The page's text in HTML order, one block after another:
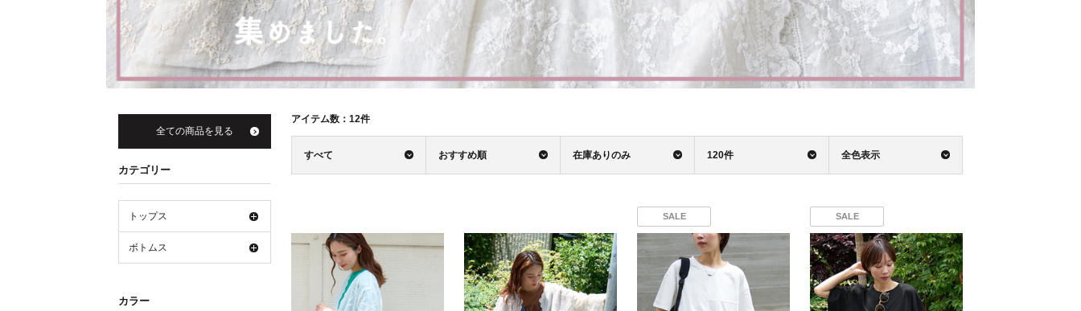
アイテム数： 12件
すべて おすすめ順 在庫ありのみ 120件 全色表示
SALE SALE
全ての商品を見る
カテゴリー
トップス
ボトムス
カラー